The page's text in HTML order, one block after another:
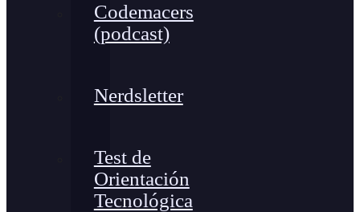
Codemacers
(podcast)
Nerdsletter
Test de
Orientación
Tecnológica